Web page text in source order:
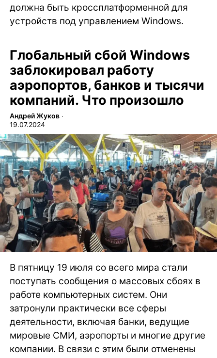
должна быть кроссплатформенной для
устройств под управлением Windows.
Глобальный сбой Windows
заблокировал работу
аэропортов, банков и тысячи
компаний. Что произошло
Андрей Жуков ∙
19.07.2024
В пятницу 19 июля со всего мира стали
поступать сообщения о массовых сбоях в
работе компьютерных систем. Они
затронули практически все сферы
деятельности, включая банки, ведущие
мировые СМИ, аэропорты и многие другие
компании. В связи с этим были отменены